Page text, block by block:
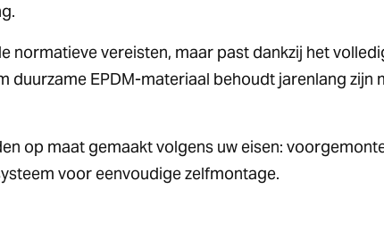
normatieve vereisten, maar past dankzij het
EPDM-materiaal behoudt jarenlang
op maat gemaakt volgens uw eisen:
voor eenvoudige zelfmontage.